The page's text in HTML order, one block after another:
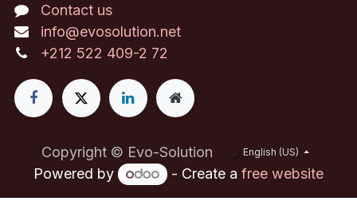
Contact us
info@evosolution.net
+212 522 409-2 72
Copyright © Evo-Solution English (US)
Powered by - Create a free website